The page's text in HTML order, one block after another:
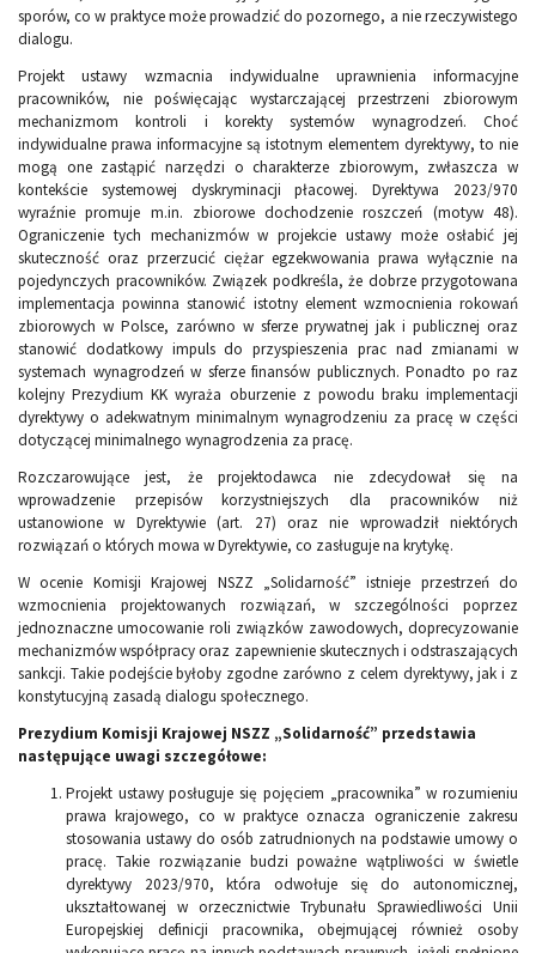
sporów, co w praktyce może prowadzić do pozornego, a nie rzeczywistego
dialogu.
Projekt ustawy wzmacnia indywidualne uprawnienia informacyjne
pracowników, nie poświęcając wystarczającej przestrzeni zbiorowym
mechanizmom kontroli i korekty systemów wynagrodzeń. Choć
indywidualne prawa informacyjne są istotnym elementem dyrektywy, to nie
mogą one zastąpić narzędzi o charakterze zbiorowym, zwłaszcza w
kontekście systemowej dyskryminacji płacowej. Dyrektywa 2023/970
wyraźnie promuje m.in. zbiorowe dochodzenie roszczeń (motyw 48).
Ograniczenie tych mechanizmów w projekcie ustawy może osłabić jej
skuteczność oraz przerzucić ciężar egzekwowania prawa wyłącznie na
pojedynczych pracowników. Związek podkreśla, że dobrze przygotowana
implementacja powinna stanowić istotny element wzmocnienia rokowań
zbiorowych w Polsce, zarówno w sferze prywatnej jak i publicznej oraz
stanowić dodatkowy impuls do przyspieszenia prac nad zmianami w
systemach wynagrodzeń w sferze finansów publicznych. Ponadto po raz
kolejny Prezydium KK wyraża oburzenie z powodu braku implementacji
dyrektywy o adekwatnym minimalnym wynagrodzeniu za pracę w części
dotyczącej minimalnego wynagrodzenia za pracę.
Rozczarowujące jest, że projektodawca nie zdecydował się na
wprowadzenie przepisów korzystniejszych dla pracowników niż
ustanowione w Dyrektywie (art. 27) oraz nie wprowadził niektórych
rozwiązań o których mowa w Dyrektywie, co zasługuje na krytykę.
W ocenie Komisji Krajowej NSZZ „Solidarność” istnieje przestrzeń do
wzmocnienia projektowanych rozwiązań, w szczególności poprzez
jednoznaczne umocowanie roli związków zawodowych, doprecyzowanie
mechanizmów współpracy oraz zapewnienie skutecznych i odstraszających
sankcji. Takie podejście byłoby zgodne zarówno z celem dyrektywy, jak i z
konstytucyjną zasadą dialogu społecznego.
Prezydium Komisji Krajowej NSZZ „Solidarność” przedstawia
następujące uwagi szczegółowe:
Projekt ustawy posługuje się pojęciem „pracownika” w rozumieniu
prawa krajowego, co w praktyce oznacza ograniczenie zakresu
stosowania ustawy do osób zatrudnionych na podstawie umowy o
pracę. Takie rozwiązanie budzi poważne wątpliwości w świetle
dyrektywy 2023/970, która odwołuje się do autonomicznej,
ukształtowanej w orzecznictwie Trybunału Sprawiedliwości Unii
Europejskiej definicji pracownika, obejmującej również osoby